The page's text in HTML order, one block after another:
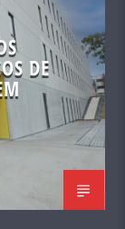
DE